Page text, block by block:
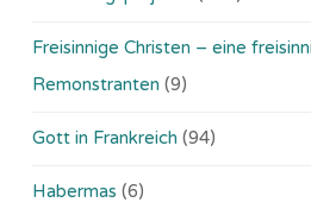
Freisinnige Christen – eine
Remonstranten (9)
Gott in Frankreich (94)
Habermas (6)